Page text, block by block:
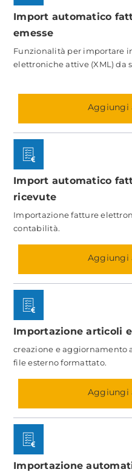
Import automatico
emesse
Funzionalità per importare
elettroniche attive (XML) da
Aggiungi
Import automatico
ricevute
Importazione fatture
contabilità.
Aggiungi
Importazione articoli
creazione e aggiornamento
file esterno formattato.
Aggiungi
Importazione